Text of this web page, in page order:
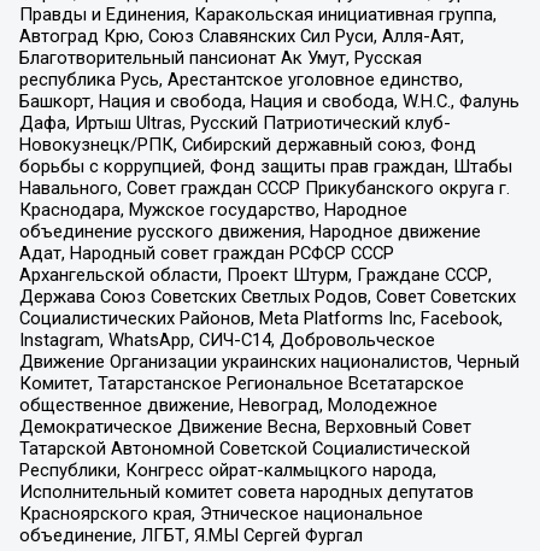
Правды и Единения, Каракольская инициативная группа,
Автоград Крю, Союз Славянских Сил Руси, Алля-Аят,
Благотворительный пансионат Ак Умут, Русская
республика Русь, Арестантское уголовное единство,
Башкорт, Нация и свобода, Нация и свобода, W.H.С., Фалунь
Дафа, Иртыш Ultras, Русский Патриотический клуб-
Новокузнецк/РПК, Сибирский державный союз, Фонд
борьбы с коррупцией, Фонд защиты прав граждан, Штабы
Навального, Совет граждан СССР Прикубанского округа г.
Краснодара, Мужское государство, Народное
объединение русского движения, Народное движение
Адат, Народный совет граждан РСФСР СССР
Архангельской области, Проект Штурм, Граждане СССР,
Держава Союз Советских Светлых Родов, Совет Советских
Социалистических Районов, Meta Platforms Inc, Facebook,
Instagram, WhatsApp, СИЧ-С14, Добровольческое
Движение Организации украинских националистов, Черный
Комитет, Татарстанское Региональное Всетатарское
общественное движение, Невоград, Молодежное
Демократическое Движение Весна, Верховный Совет
Татарской Автономной Советской Социалистической
Республики, Конгресс ойрат-калмыцкого народа,
Исполнительный комитет совета народных депутатов
Красноярского края, Этническое национальное
объединение, ЛГБТ, Я.МЫ Сергей Фургал